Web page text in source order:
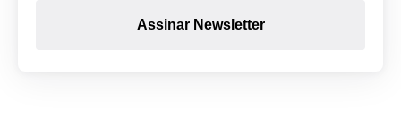
Assinar Newsletter